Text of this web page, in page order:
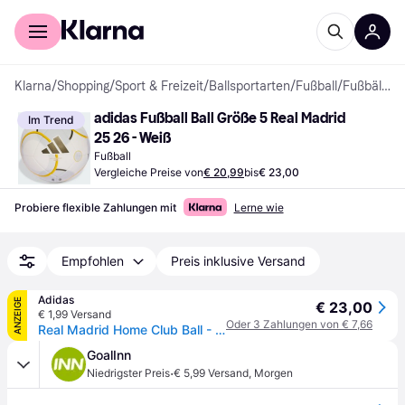
Für Shopper
Klarna/Shopping/Sport & Freizeit/Ballsportarten/Fußball / Fußbälle
Im Trend
adidas Fußball Ball Größe 5 Real Madrid
25 26 - Weiß
Fußball
Vergleiche Preise von€ 20,99bis€ 23,00
Probiere flexible Zahlungen mit Lerne wie
Empfohlen Preis inklusive Versand
ANZEIGE
Adidas
€ 1,99 Versand
Real Madrid Home Club Ball - White / Bold Gold / Light Solid Grey - 5
€ 23,00
Oder 3 Zahlungen von € 7,66
GoalInn
Niedrigster Preis·€ 5,99 Versand, Morgen